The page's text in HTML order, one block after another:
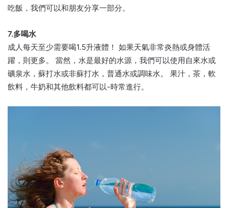
吃飯，我們可以和朋友分享一部分。
7.多喝水
成人每天至少需要喝1.5升液體！ 如果天氣非常炎熱或身體活
躍，則更多。 當然，水是最好的水源，我們可以使用自來水或
礦泉水，蘇打水或非蘇打水，普通水或調味水。 果汁，茶，軟
飲料，牛奶和其他飲料都可以-時常進行。